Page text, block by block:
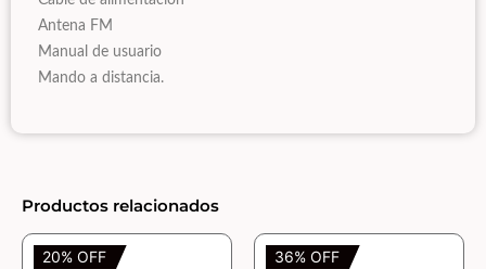
Antena FM
Manual de usuario
Mando a distancia.
Productos relacionados
20% OFF 36% OFF